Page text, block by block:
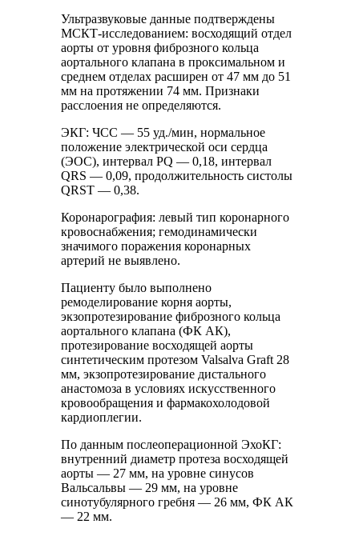
Ультразвуковые данные подтверждены
МСКТ-исследованием: восходящий отдел
аорты от уровня фиброзного кольца
аортального клапана в проксимальном и
среднем отделах расширен от 47 мм до 51
мм на протяжении 74 мм. Признаки
расслоения не определяются.
ЭКГ: ЧСС — 55 уд./мин, нормальное
положение электрической оси сердца
(ЭОС), интервал PQ — 0,18, интервал
QRS — 0,09, продолжительность систолы
QRST — 0,38.
Коронарография: левый тип коронарного
кровоснабжения; гемодинамически
значимого поражения коронарных
артерий не выявлено.
Пациенту было выполнено
ремоделирование корня аорты,
экзопротезирование фиброзного кольца
аортального клапана (ФК АК),
протезирование восходящей аорты
синтетическим протезом Valsalva Graft 28
мм, экзопротезирование дистального
анастомоза в условиях искусственного
кровообращения и фармакохолодовой
кардиоплегии.
По данным послеоперационной ЭхоКГ:
внутренний диаметр протеза восходящей
аорты — 27 мм, на уровне синусов
Вальсальвы — 29 мм, на уровне
синотубулярного гребня — 26 мм, ФК АК
— 22 мм.